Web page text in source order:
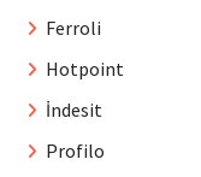
Ferroli
Hotpoint
İndesit
Profilo